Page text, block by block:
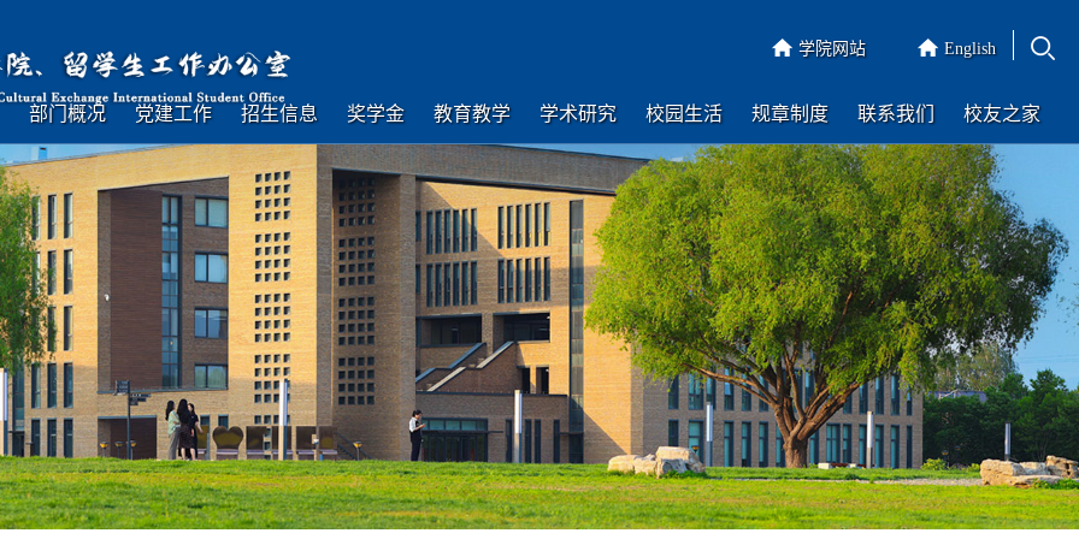
学院网站 English
部门概况 党建工作 招生信息 奖学金 教育教学 学术研究 校园生活 规章制度 联系我们 校友之家